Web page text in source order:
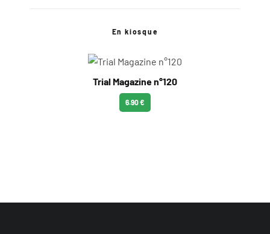
En kiosque
Trial Magazine n°120
6.90 €